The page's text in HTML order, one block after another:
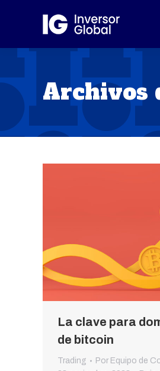
Archivos
La clave para
de bitcoin
Trading Por Equipo de